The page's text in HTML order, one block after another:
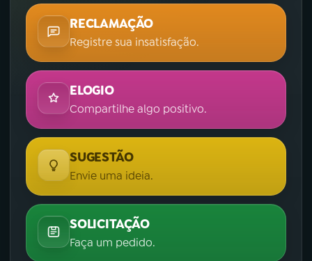
RECLAMAÇÃO
Registre sua insatisfação.
ELOGIO
Compartilhe algo positivo.
SUGESTÃO
Envie uma ideia.
SOLICITAÇÃO
Faça um pedido.